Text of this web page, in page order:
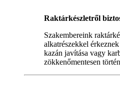
Raktárkészletről
Szakembereink
alkatrészekkel
kazán javítása vagy
zökkenőmentesen